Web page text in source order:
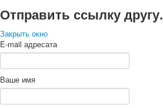
Отправить ссылку другу.
Закрыть окно
E-mail адресата
Ваше имя